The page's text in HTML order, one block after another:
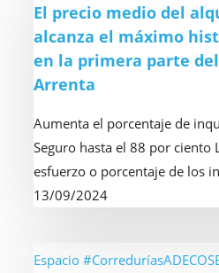
medio
del
alquiler
con
alcanza
el
máximo
histórico
903,13€
El precio medio del
alcanza el máximo
en la primera parte
Arrenta
Aumenta el porcentaje de
Seguro hasta el 88 por ciento
esfuerzo o porcentaje de los
13/09/2024
LLEGA
Espacio